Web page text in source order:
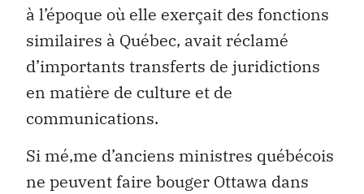
à l’époque où elle exerçait des fonctions
similaires à Québec, avait réclamé
d’importants transferts de juridictions
en matière de culture et de
communications.
Si mé‚me d’anciens ministres québécois
ne peuvent faire bouger Ottawa dans